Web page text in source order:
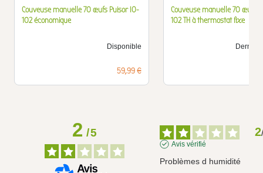
Couveuse manuelle 70 œufs Puisor IO-
102 économique
Disponible
Prix
59,99 €
Couveuse manuelle 70 œufs
102 TH à thermostat fixe
2/5 2
Avis vérifié
Problèmes d humidité